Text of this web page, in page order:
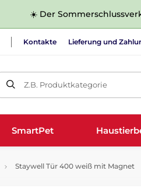
☀️ Der
Kontakte Lieferung und
Z.B. Produktkategorie
SmartPet
Staywell Tür 400 weiß mit Magnet